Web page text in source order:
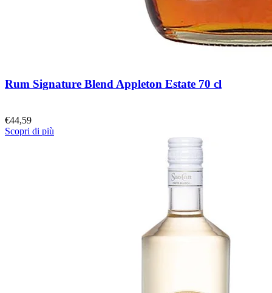
Rum Signature Blend Appleton Estate 70 cl
€44,59
Scopri di più